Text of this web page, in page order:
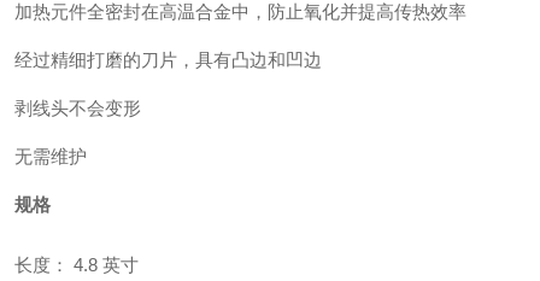
加热元件全密封在高温合金中，防止氧化并提高传热效率
经过精细打磨的刀片，具有凸边和凹边
剥线头不会变形
无需维护
规格
长度： 4.8 英寸